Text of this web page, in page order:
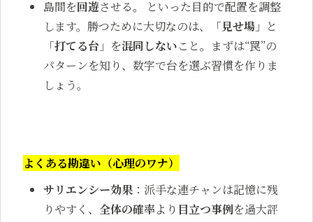
島間を回遊させる。 といった目的で配置を調整
します。勝つために大切なのは、「見せ場 」と
「打てる台 」を混同しないこと。まずは“罠”の
パターンを知り、数字で台を選ぶ習慣を作りま
しょう。
よくある勘違い（心理のワナ）
サリエンシー効果 ：派手な連チャンは記憶に残
りやすく、全体の確率より 目立つ事例を過大評